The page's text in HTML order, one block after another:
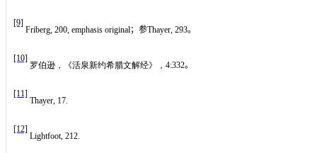
[9]
Friberg, 200, emphasis original；参Thayer, 293。
[10]
罗伯逊，《活泉新约希腊文解经》， 4:332。
[11]
Thayer, 17.
[12]
Lightfoot, 212.